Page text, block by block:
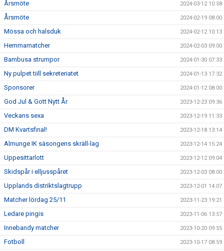
Årsmöte 2024-03-12 10:58
Årsmöte 2024-02-19 08:00
Mössa och halsduk 2024-02-12 10:13
Hemmamatcher 2024-02-03 09:00
Bambusa strumpor 2024-01-30 07:33
Ny pulpet tiill sekreteriatet 2024-01-13 17:32
Sponsorer 2024-01-12 08:00
God Jul & Gott Nytt År 2023-12-23 09:36
Veckans sexa 2023-12-19 11:33
DM Kvartsfinal! 2023-12-18 13:14
Almunge IK säsongens skräll-lag 2023-12-14 15:24
Uppesittarlott 2023-12-12 09:04
Skidspår i elljusspåret 2023-12-03 08:00
Upplands distriktslagtrupp 2023-12-01 14:07
Matcher lördag 25/11 2023-11-23 19:21
Ledare pingis 2023-11-06 13:57
Innebandy matcher 2023-10-20 09:55
Fotboll 2023-10-17 08:59